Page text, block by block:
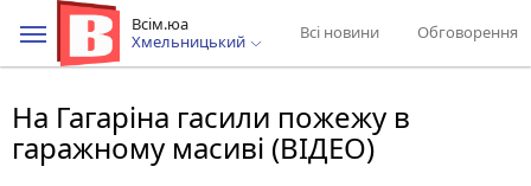
Всім.юа
Хмельницький
Всі новини Обговорення
На Гагаріна гасили пожежу в
гаражному масиві (ВІДЕО)